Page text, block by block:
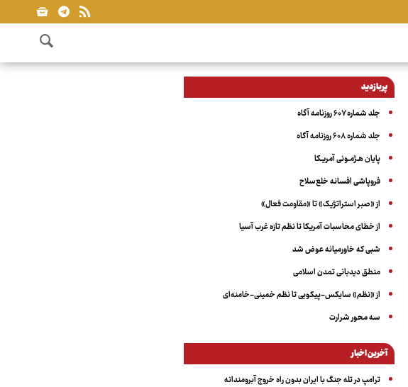
پربازدید
جلد شماره ۶۰۷ روزنامه آگاه
جلد شماره ۶۰۸ روزنامه آگاه
پایان هـژمـونی آمریـکا
فروپاشی افسانه خلع‌سلاح
از «صبر استراتژیک» تا «مقاومت فعال»
از خطای محاسبات آمریکا تا نظم تازه غرب آسیا
شبی که خاورمیانه عوض شد
منطق دیدبانی تمدن اسلامی
از «نظم» سایکس-پیکویی تا نظم خمینی-خامنه‌ای
سه‌ محور شرارت
آخرین اخبار
ترامپ در تله جنگ با ایران بدون راه خروج آبرومندانه